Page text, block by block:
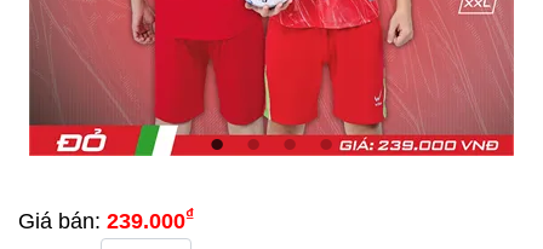
Giá bán: 239.000₫